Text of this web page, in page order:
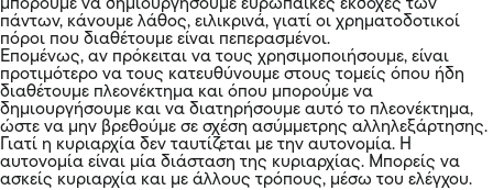
μπορούμε να δημιουργήσουμε ευρωπαϊκές εκδοχές των
πάντων, κάνουμε λάθος, ειλικρινά, γιατί οι χρηματοδοτικοί
πόροι που διαθέτουμε είναι πεπερασμένοι.
Επομένως, αν πρόκειται να τους χρησιμοποιήσουμε, είναι
προτιμότερο να τους κατευθύνουμε στους τομείς όπου ήδη
διαθέτουμε πλεονέκτημα και όπου μπορούμε να
δημιουργήσουμε και να διατηρήσουμε αυτό το πλεονέκτημα,
ώστε να μην βρεθούμε σε σχέση ασύμμετρης αλληλεξάρτησης.
Γιατί η κυριαρχία δεν ταυτίζεται με την αυτονομία. Η
αυτονομία είναι μία διάσταση της κυριαρχίας. Μπορείς να
ασκείς κυριαρχία και με άλλους τρόπους, μέσω του ελέγχου.